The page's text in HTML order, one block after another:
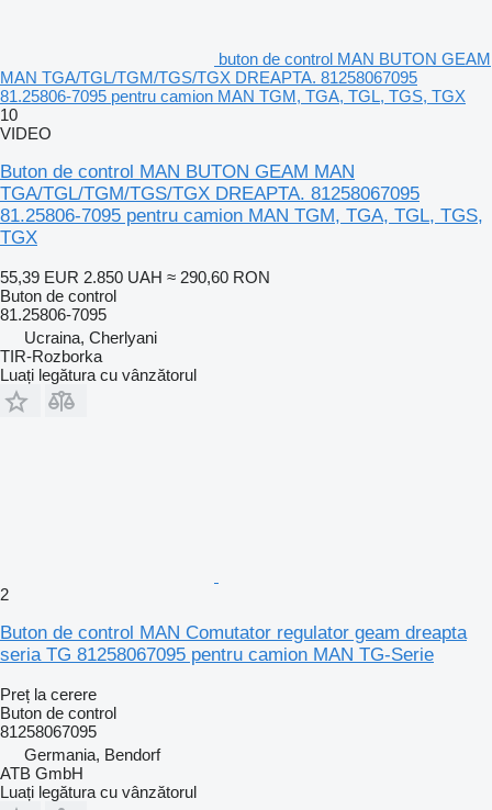
buton de control MAN BUTON GEAM
MAN TGA/TGL/TGM/TGS/TGX DREAPTA. 81258067095
81.25806-7095 pentru camion MAN TGM, TGA, TGL, TGS, TGX
10
VIDEO
Buton de control MAN BUTON GEAM MAN
TGA/TGL/TGM/TGS/TGX DREAPTA. 81258067095
81.25806-7095 pentru camion MAN TGM, TGA, TGL, TGS,
TGX
55,39 EUR 2.850 UAH ≈ 290,60 RON
Buton de control
81.25806-7095
Ucraina, Cherlyani
TIR-Rozborka
Luați legătura cu vânzătorul
2
Buton de control MAN Comutator regulator geam dreapta
seria TG 81258067095 pentru camion MAN TG-Serie
Preț la cerere
Buton de control
81258067095
Germania, Bendorf
ATB GmbH
Luați legătura cu vânzătorul